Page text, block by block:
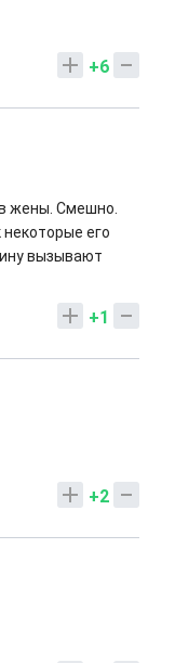
+6
жены. Смешно.
его
вызывают
+1
+2